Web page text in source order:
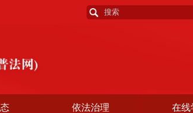
依法治理 在线